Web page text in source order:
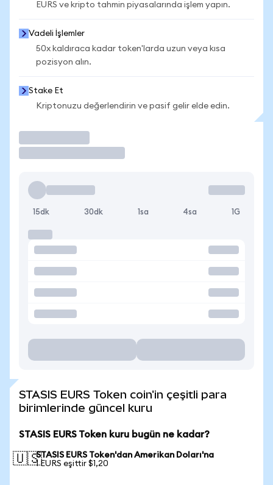
EURS ve kripto tahmin piyasalarında işlem yapın.
Vadeli İşlemler
50x kaldıraca kadar token'larda uzun veya kısa
pozisyon alın.
Stake Et
Kriptonuzu değerlendirin ve pasif gelir elde edin.
15dk 30dk 1sa 4sa 1G
STASIS EURS Token coin'in çeşitli para
birimlerinde güncel kuru
STASIS EURS Token kuru bugün ne kadar?
🇺🇸STASIS EURS Token'dan Amerikan Doları'na
1 EURS eşittir $1,20